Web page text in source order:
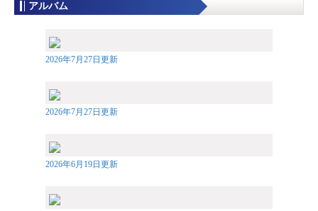
アルバム
2026年7月27日更新
2026年7月27日更新
2026年6月19日更新